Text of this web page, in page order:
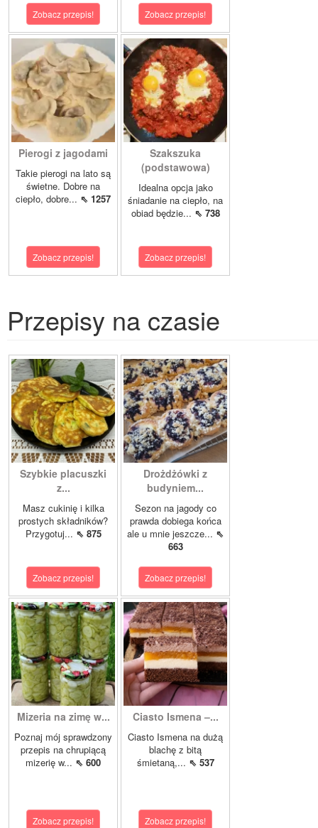
Zobacz przepis! Zobacz przepis!
Pierogi z jagodami
Takie pierogi na lato są
świetne. Dobre na
ciepło, dobre... ⇖ 1257
Zobacz przepis!
Szakszuka
(podstawowa)
Idealna opcja jako
śniadanie na ciepło, na
obiad będzie... ⇖ 738
Zobacz przepis!
Przepisy na czasie
Szybkie placuszki
z...
Masz cukinię i kilka
prostych składników?
Przygotuj... ⇖ 875
Zobacz przepis!
Drożdżówki z
budyniem...
Sezon na jagody co
prawda dobiega końca
ale u mnie jeszcze... ⇖
663
Zobacz przepis!
Mizeria na zimę w...
Poznaj mój sprawdzony
przepis na chrupiącą
mizerię w... ⇖ 600
Zobacz przepis!
Ciasto Ismena –...
Ciasto Ismena na dużą
blachę z bitą
śmietaną,... ⇖ 537
Zobacz przepis!